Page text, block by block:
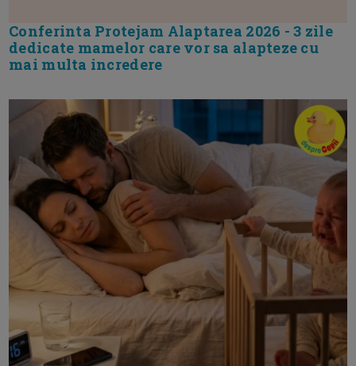
Conferinta Protejam Alaptarea 2026 - 3 zile
dedicate mamelor care vor sa alapteze cu
mai multa incredere